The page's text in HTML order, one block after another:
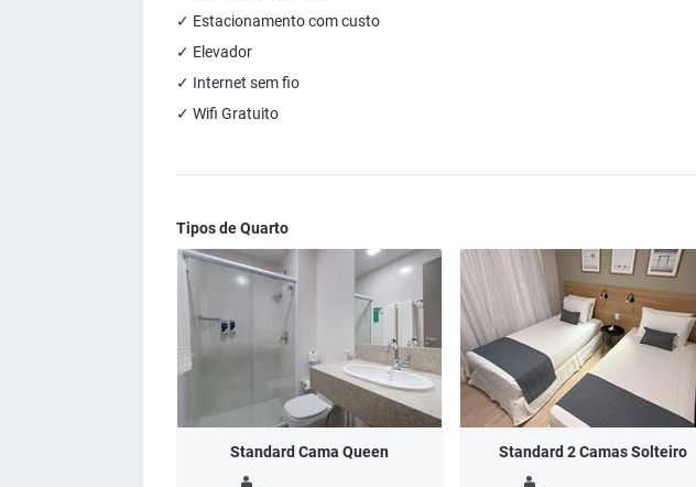
✓ Estacionamento com custo
✓ Elevador
✓ Internet sem fio
✓ Wifi Gratuito
Tipos de Quarto
Standard Cama Queen Standard 2 Camas Solteiro